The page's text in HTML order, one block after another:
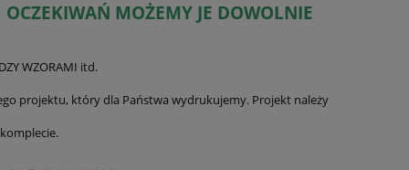
OCZEKIWAŃ MOŻEMY JE DOWOLNIE
WZORAMI itd.
projektu, który dla Państwa wydrukujemy. Projekt należy